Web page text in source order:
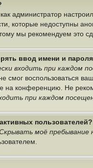
как администратор
которые недоступны
мы рекомендуем это
ввод имени и
входить при каждом
смог воспользоваться
на конференцию. Не
при каждом
пользователей?
моё пребывание